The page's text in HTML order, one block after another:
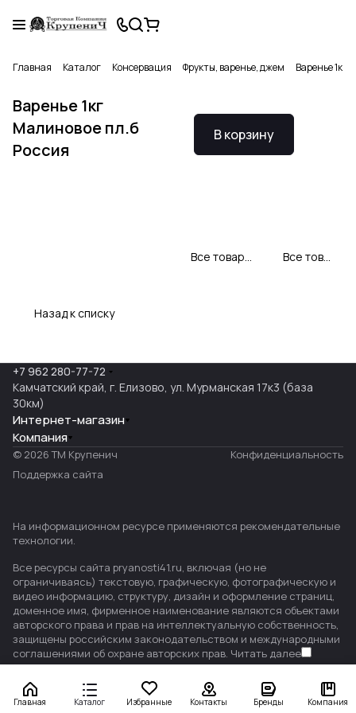
Главная Каталог Консервация Фрукты, варенье, джем Варенье 1кг
Варенье 1кг
Малиновое пл.б
Россия
В корзину
Все товары Империя джемов Все товары категории
Назад к списку
Главная Каталог Избранные Контакты Бренды Компания
+7 962 280-77-72
Камчатский край, г. Елизово, ул. Мурманская 17к3 (база
30км)
Интернет-магазин
Компания
© 2026 ТМ Крупенич
Конфиденциальность
Поддержка сайта
На информационном ресурсе применяются рекомендательные
технологии.
Все ресурсы сайта pryanosti41.ru, включая (но не
ограничиваясь) текстовую, графическую, фотографическую и
видео информацию, структуру, дизайн и оформление страниц,
доменное имя, фирменное наименование являются объектами
авторского права и прав на интеллектуальную собственность,
защищены российским законодательством и международными
соглашениями об охране авторских прав. Читать далее